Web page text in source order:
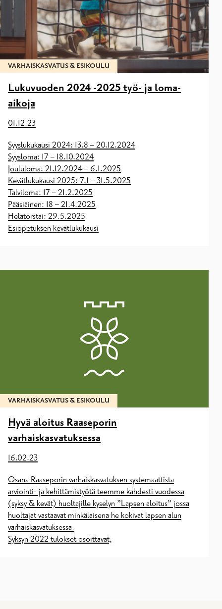
VARHAISKASVATUS & ESIKOULU
Lukuvuoden 2024 -2025 työ- ja loma-
aikoja
01.12.23
Syyslukukausi 2024: 13.8 – 20.12.2024
Syysloma: 17 – 18.10.2024
Joululoma: 21.12.2024 – 6.1.2025
Kevätlukukausi 2025: 7.1 – 31.5.2025
Talviloma: 17 – 21.2.2025
Pääsiäinen: 18 – 21.4.2025
Helatorstai: 29.5.2025
Esiopetuksen kevätlukukausi
VARHAISKASVATUS & ESIKOULU
Hyvä aloitus Raaseporin
varhaiskasvatuksessa
16.02.23
Osana Raaseporin varhaiskasvatuksen systemaattista
arviointi- ja kehittämistyötä teemme kahdesti vuodessa
(syksy & kevät) huoltajille kyselyn ”Lapsen aloitus” jossa
huoltajat vastaavat minkälaisena he kokivat lapsen alun
varhaiskasvatuksessa.
Syksyn 2022 tulokset osoittavat,